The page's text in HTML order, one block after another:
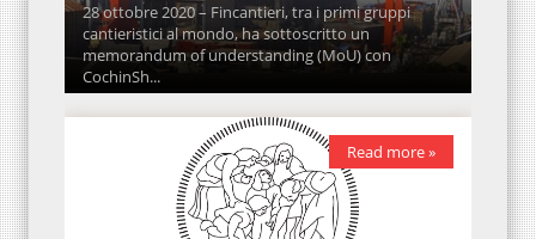
28 ottobre 2020 – Fincantieri, tra i primi gruppi
cantieristici al mondo, ha sottoscritto un
memorandum of understanding (MoU) con
CochinSh...
Read more »